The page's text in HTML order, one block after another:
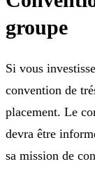
groupe
Si vous
convention de
placement. Le
devra être
sa mission de